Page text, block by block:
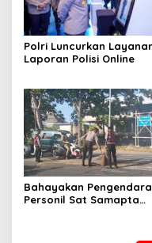
Polri Luncurkan
Laporan Polisi Online
Bahayakan
Personil Sat Samapta